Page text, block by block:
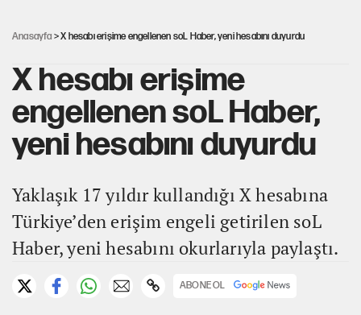
Anasayfa > X hesabı erişime engellenen soL Haber, yeni hesabını duyurdu
X hesabı erişime
engellenen soL Haber,
yeni hesabını duyurdu
Yaklaşık 17 yıldır kullandığı X hesabına
Türkiye’den erişim engeli getirilen soL
Haber, yeni hesabını okurlarıyla paylaştı.
ABONE OL